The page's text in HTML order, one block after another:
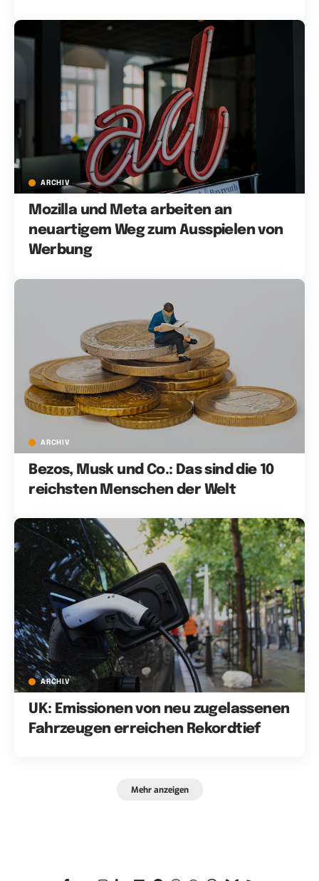
ARCHIV
Mozilla und Meta arbeiten an
neuartigem Weg zum Ausspielen von
Werbung
ARCHIV
Bezos, Musk und Co.: Das sind die 10
reichsten Menschen der Welt
ARCHIV
UK: Emissionen von neu zugelassenen
Fahrzeugen erreichen Rekordtief
Mehr anzeigen